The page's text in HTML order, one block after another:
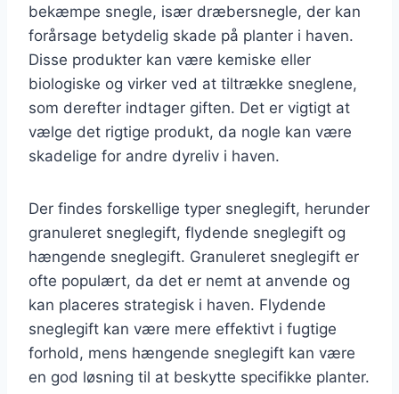
bekæmpe snegle, især dræbersnegle, der kan
forårsage betydelig skade på planter i haven.
Disse produkter kan være kemiske eller
biologiske og virker ved at tiltrække sneglene,
som derefter indtager giften. Det er vigtigt at
vælge det rigtige produkt, da nogle kan være
skadelige for andre dyreliv i haven.
Der findes forskellige typer sneglegift, herunder
granuleret sneglegift, flydende sneglegift og
hængende sneglegift. Granuleret sneglegift er
ofte populært, da det er nemt at anvende og
kan placeres strategisk i haven. Flydende
sneglegift kan være mere effektivt i fugtige
forhold, mens hængende sneglegift kan være
en god løsning til at beskytte specifikke planter.